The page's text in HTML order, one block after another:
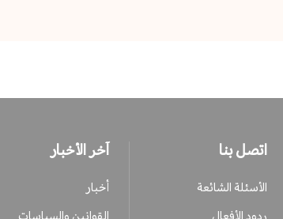
اتصل بنا
الأسئلة الشائعة
ردود الأفعال
آخر الأخبار
أخبار
القوانين والسياسات